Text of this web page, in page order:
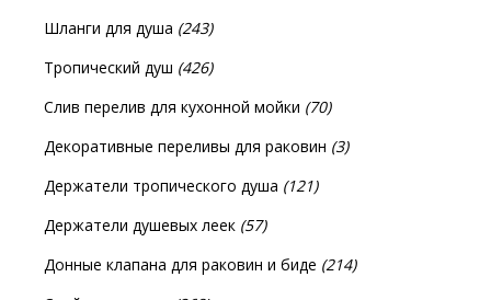
Шланги для душа (243)
Тропический душ (426)
Слив перелив для кухонной мойки (70)
Декоративные переливы для раковин (3)
Держатели тропического душа (121)
Держатели душевых леек (57)
Донные клапана для раковин и биде (214)